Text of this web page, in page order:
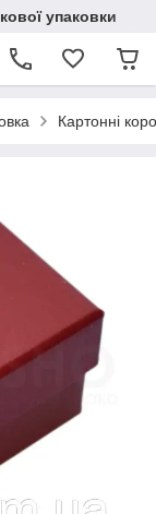
упаковки
Картонні